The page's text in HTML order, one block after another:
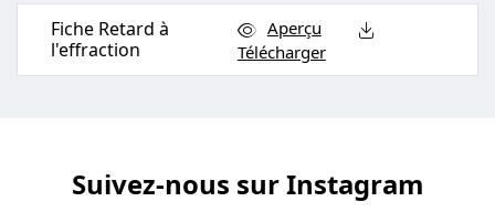
Fiche Retard à
l'effraction
Aperçu
Télécharger
Suivez-nous sur Instagram